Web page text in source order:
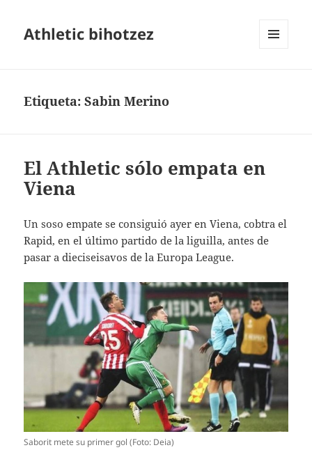
Athletic bihotzez
Etiqueta:Sabin Merino
El Athletic sólo empata en
Viena
Un soso empate se consiguió ayer en Viena, cobtra el
Rapid, en el último partido de la liguilla, antes de
pasar a dieciseisavos de la Europa League.
Saborit mete su primer gol (Foto: Deia)